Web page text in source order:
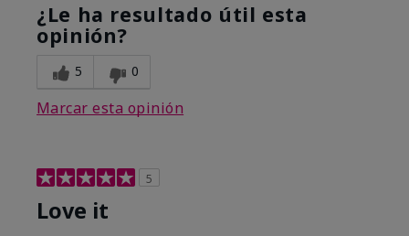
¿Le ha resultado útil esta
opinión?
5 0
Marcar esta opinión
5
Love it